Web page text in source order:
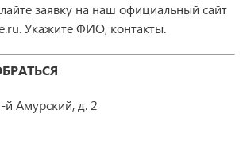
заявку на наш официальный сайт
Укажите ФИО, контакты.
й Амурский, д. 2